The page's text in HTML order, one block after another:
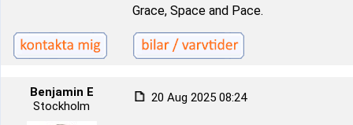
Grace, Space and Pace.
Benjamin E
Stockholm
20 Aug 2025 08:24